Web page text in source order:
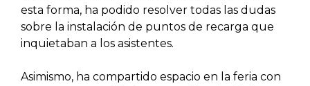
esta forma, ha podido resolver todas las dudas
sobre la instalación de puntos de recarga que
inquietaban a los asistentes.
Asimismo, ha compartido espacio en la feria con